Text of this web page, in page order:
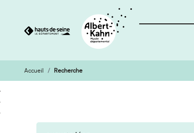
Aller
au
contenu
Aller
à
la
Accueil Recherche